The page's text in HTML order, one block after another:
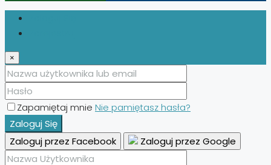
×
Zapamiętaj mnie Nie pamiętasz hasła?
Zaloguj Się
Zaloguj przez Facebook
Zaloguj przez Google